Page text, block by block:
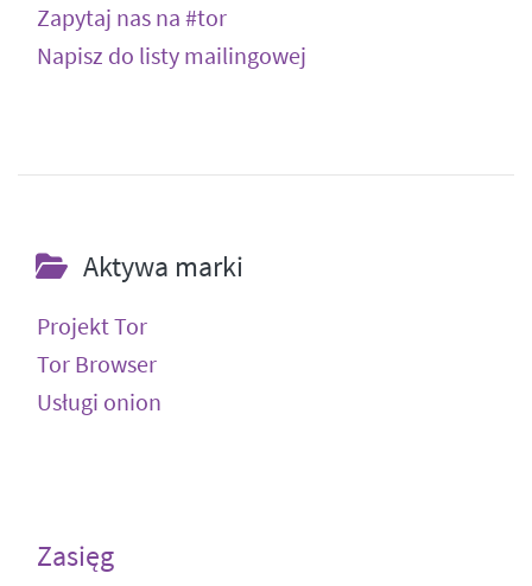
Zapytaj nas na #tor
Napisz do listy mailingowej
Aktywa marki
Projekt Tor
Tor Browser
Usługi onion
Zasięg